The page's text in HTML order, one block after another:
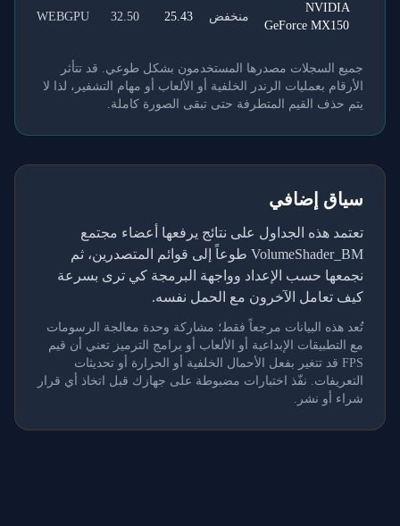
NVIDIA
GeForce MX150
منخفض 25.43
32.50
WEBGPU
جميع السجلات مصدرها المستخدمون بشكل طوعي. قد تتأثر
الأرقام بعمليات الرندر الخلفية أو الألعاب أو مهام التشفير، لذا لا
يتم حذف القيم المتطرفة حتى تبقى الصورة كاملة.
سياق إضافي
تعتمد هذه الجداول على نتائج يرفعها أعضاء مجتمع
VolumeShader_BM طوعاً إلى قوائم المتصدرين، ثم
نجمعها حسب الإعداد وواجهة البرمجة كي ترى بسرعة
كيف تعامل الآخرون مع الحمل نفسه.
تُعد هذه البيانات مرجعاً فقط؛ مشاركة وحدة معالجة الرسومات
مع التطبيقات الإبداعية أو الألعاب أو برامج الترميز تعني أن قيم
FPS قد تتغير بفعل الأحمال الخلفية أو الحرارة أو تحديثات
التعريفات. نفّذ اختبارات مضبوطة على جهازك قبل اتخاذ أي قرار
شراء أو نشر.